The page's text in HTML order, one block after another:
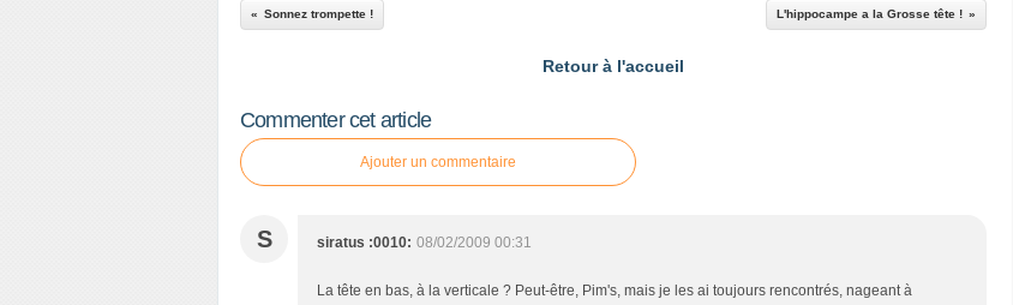
Sonnez trompette ! L'hippocampe a la Grosse tête !
Retour à l'accueil
Commenter cet article
Ajouter un commentaire
S siratus :0010: 08/02/2009 00:31
La tête en bas, à la verticale ? Peut-être, Pim's, mais je les ai toujours rencontrés, nageant à